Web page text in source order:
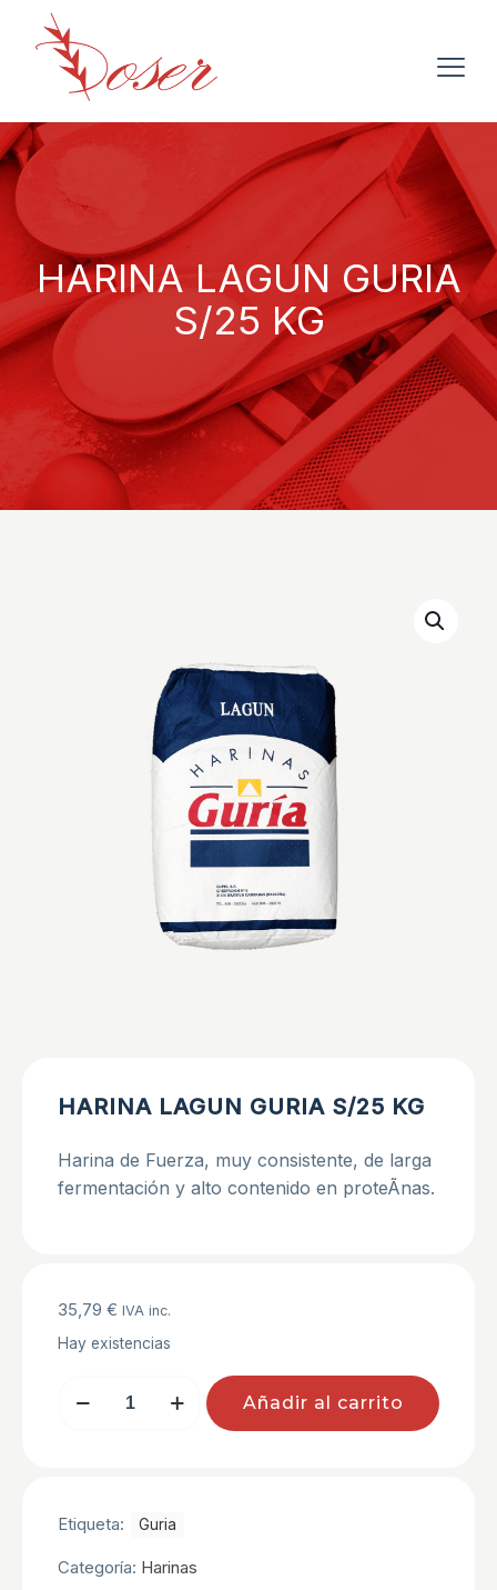
HARINA LAGUN GURIA
S/25 KG
HARINA LAGUN GURIA S/25 KG
Harina de Fuerza, muy consistente, de larga
fermentación y alto contenido en proteÃ­nas.
35,79 € IVA inc.
Hay existencias
LAGUN
Añadir al carrito
Etiqueta: Guria
Categoría: Harinas